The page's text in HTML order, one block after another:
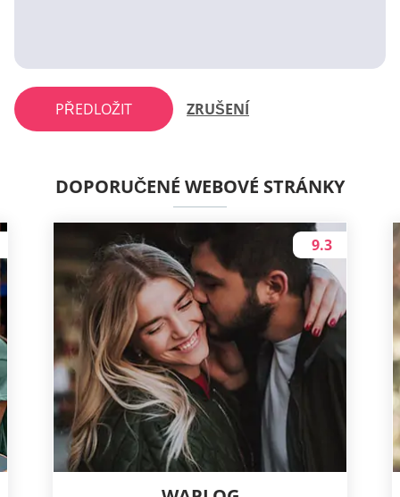
PŘEDLOŽIT ZRUŠENÍ
DOPORUČENÉ WEBOVÉ STRÁNKY
9.3